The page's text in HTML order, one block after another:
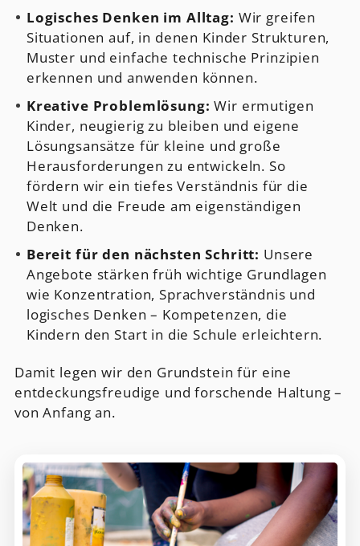
Logisches Denken im Alltag: Wir greifen
Situationen auf, in denen Kinder Strukturen,
Muster und einfache technische Prinzipien
erkennen und anwenden können.
Kreative Problemlösung: Wir ermutigen
Kinder, neugierig zu bleiben und eigene
Lösungsansätze für kleine und große
Herausforderungen zu entwickeln. So
fördern wir ein tiefes Verständnis für die
Welt und die Freude am eigenständigen
Denken.
Bereit für den nächsten Schritt: Unsere
Angebote stärken früh wichtige Grundlagen
wie Konzentration, Sprachverständnis und
logisches Denken – Kompetenzen, die
Kindern den Start in die Schule erleichtern.
Damit legen wir den Grundstein für eine
entdeckungsfreudige und forschende Haltung –
von Anfang an.